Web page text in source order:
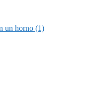
un horno (1)